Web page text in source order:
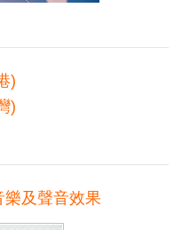
)
)
及聲音效果